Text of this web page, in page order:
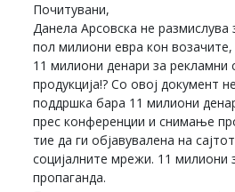
Почитувани,
Данела Арсовска не размислува
пол милиони евра кон возачите,
11 милиони денари за рекламни
продукција!? Со овој документ
поддршка бара 11 милиони
прес конференции и снимање
тие да ги објавувалена на
социјалните мрежи. 11 милиони
пропаганда.